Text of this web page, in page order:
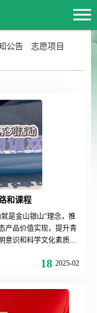
公告 志愿项目
和课程
是金山银山”理念，推
产品价值实现，提升青
意识和科学文化素质，
名的两项分别获得了优
18 2025-02